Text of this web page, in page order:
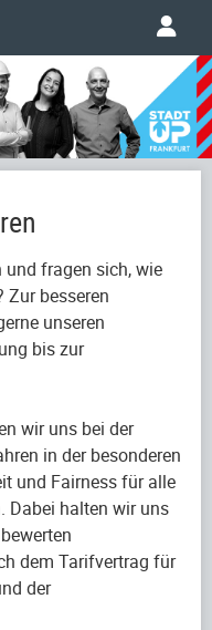
und fragen sich, wie
besseren
unseren
bis zur
wir uns bei der
in der besonderen
und Fairness für alle
Dabei halten wir uns
dem Tarifvertrag für
der